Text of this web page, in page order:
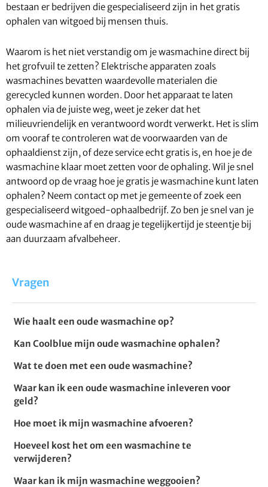
bestaan er bedrijven die gespecialiseerd zijn in het gratis
ophalen van witgoed bij mensen thuis.
Waarom is het niet verstandig om je wasmachine direct bij
het grofvuil te zetten? Elektrische apparaten zoals
wasmachines bevatten waardevolle materialen die
gerecycled kunnen worden. Door het apparaat te laten
ophalen via de juiste weg, weet je zeker dat het
milieuvriendelijk en verantwoord wordt verwerkt. Het is slim
om vooraf te controleren wat de voorwaarden van de
ophaaldienst zijn, of deze service echt gratis is, en hoe je de
wasmachine klaar moet zetten voor de ophaling. Wil je snel
antwoord op de vraag hoe je gratis je wasmachine kunt laten
ophalen? Neem contact op met je gemeente of zoek een
gespecialiseerd witgoed-ophaalbedrijf. Zo ben je snel van je
oude wasmachine af en draag je tegelijkertijd je steentje bij
aan duurzaam afvalbeheer.
Vragen
Wie haalt een oude wasmachine op?
Kan Coolblue mijn oude wasmachine ophalen?
Wat te doen met een oude wasmachine?
Waar kan ik een oude wasmachine inleveren voor
geld?
Hoe moet ik mijn wasmachine afvoeren?
Hoeveel kost het om een wasmachine te
verwijderen?
Waar kan ik mijn wasmachine weggooien?